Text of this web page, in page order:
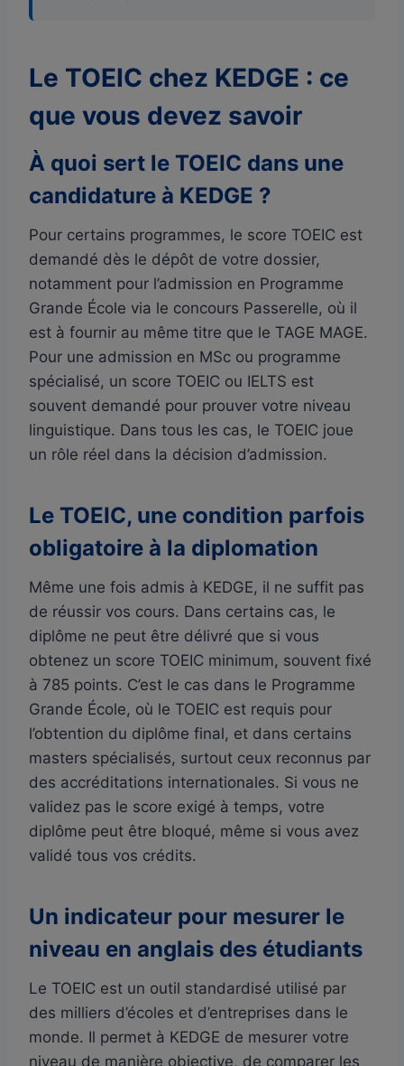
Le TOEIC chez KEDGE : ce
que vous devez savoir
À quoi sert le TOEIC dans une
candidature à KEDGE ?
Pour certains programmes, le score TOEIC est
demandé dès le dépôt de votre dossier,
notamment pour l’admission en Programme
Grande École via le concours Passerelle, où il
est à fournir au même titre que le TAGE MAGE.
Pour une admission en MSc ou programme
spécialisé, un score TOEIC ou IELTS est
souvent demandé pour prouver votre niveau
linguistique. Dans tous les cas, le TOEIC joue
un rôle réel dans la décision d’admission.
Le TOEIC, une condition parfois
obligatoire à la diplomation
Même une fois admis à KEDGE, il ne suffit pas
de réussir vos cours. Dans certains cas, le
diplôme ne peut être délivré que si vous
obtenez un score TOEIC minimum, souvent fixé
à 785 points. C’est le cas dans le Programme
Grande École, où le TOEIC est requis pour
l’obtention du diplôme final, et dans certains
masters spécialisés, surtout ceux reconnus par
des accréditations internationales. Si vous ne
validez pas le score exigé à temps, votre
diplôme peut être bloqué, même si vous avez
validé tous vos crédits.
Un indicateur pour mesurer le
niveau en anglais des étudiants
Le TOEIC est un outil standardisé utilisé par
des milliers d’écoles et d’entreprises dans le
monde. Il permet à KEDGE de mesurer votre
niveau de manière objective, de comparer les